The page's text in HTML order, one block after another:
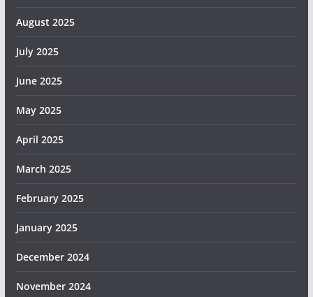
August 2025
July 2025
June 2025
May 2025
April 2025
March 2025
February 2025
January 2025
December 2024
November 2024